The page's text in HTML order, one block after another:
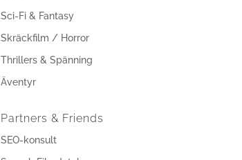
Sci-Fi & Fantasy
Skräckfilm / Horror
Thrillers & Spänning
Äventyr
Partners & Friends
SEO-konsult